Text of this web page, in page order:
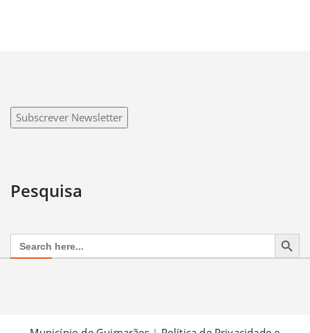
Subscrever Newsletter
Pesquisa
Search
for:
Search Button